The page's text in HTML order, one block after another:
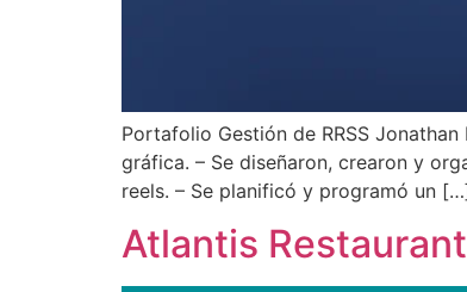
Portafolio Gestión de RRSS
gráfica. – Se diseñaron, crearon y
reels. – Se planificó y programó un
Atlantis Restaurant